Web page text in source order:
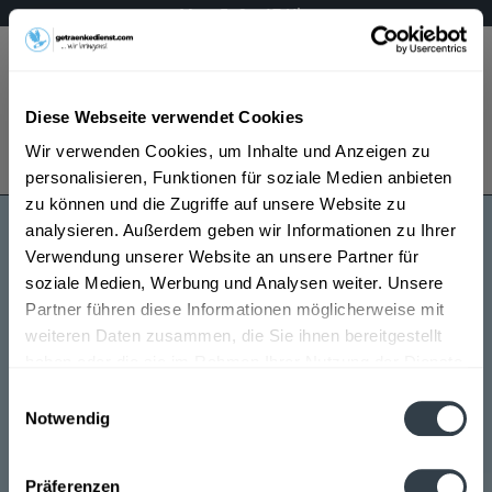
Diese Webseite verwendet Cookies
Wir verwenden Cookies, um Inhalte und Anzeigen zu
personalisieren, Funktionen für soziale Medien anbieten
zu können und die Zugriffe auf unsere Website zu
analysieren. Außerdem geben wir Informationen zu Ihrer
Verwendung unserer Website an unsere Partner für
soziale Medien, Werbung und Analysen weiter. Unsere
Partner führen diese Informationen möglicherweise mit
weiteren Daten zusammen, die Sie ihnen bereitgestellt
Notwendig
Präferenzen
Mo – Fr 9 – 17 Uhr
Menü
Bestellung widerrufen
Es gilt unsere Datenschutzerklärung
Omiros Ouzo
Omiros Ouzo wird in den folgenden Regionen,
Städten, Orten und Postleitzahl-Gebieten geliefert